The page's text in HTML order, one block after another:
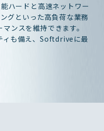
ハードと高速ネットワー
グといった高負荷な業務
ンスを維持できます。
ィも備え、Softdriveに最